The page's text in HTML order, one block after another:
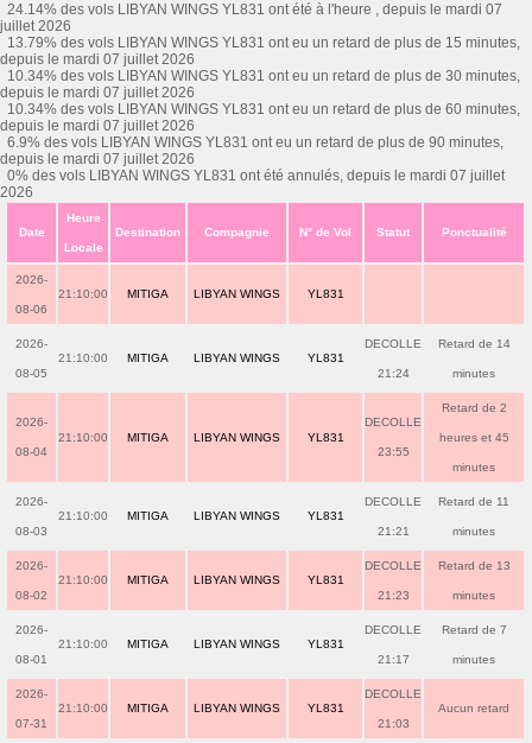
24.14% des vols LIBYAN WINGS YL831 ont été à l'heure , depuis le mardi 07
juillet 2026
13.79% des vols LIBYAN WINGS YL831 ont eu un retard de plus de 15 minutes,
depuis le mardi 07 juillet 2026
10.34% des vols LIBYAN WINGS YL831 ont eu un retard de plus de 30 minutes,
depuis le mardi 07 juillet 2026
10.34% des vols LIBYAN WINGS YL831 ont eu un retard de plus de 60 minutes,
depuis le mardi 07 juillet 2026
6.9% des vols LIBYAN WINGS YL831 ont eu un retard de plus de 90 minutes,
depuis le mardi 07 juillet 2026
0% des vols LIBYAN WINGS YL831 ont été annulés, depuis le mardi 07 juillet
2026
Date
Heure
Locale
Destination Compagnie N° de Vol Statut Ponctualité
2026-
08-06
21:10:00 MITIGA LIBYAN WINGS YL831
2026-
08-05
21:10:00 MITIGA LIBYAN WINGS YL831
DECOLLE
21:24
Retard de 14
minutes
2026-
08-04
21:10:00 MITIGA LIBYAN WINGS YL831
DECOLLE
23:55
Retard de 2
heures et 45
minutes
2026-
08-03
21:10:00 MITIGA LIBYAN WINGS YL831
DECOLLE
21:21
Retard de 11
minutes
2026-
08-02
21:10:00 MITIGA LIBYAN WINGS YL831
DECOLLE
21:23
Retard de 13
minutes
2026-
08-01
21:10:00 MITIGA LIBYAN WINGS YL831
DECOLLE
21:17
Retard de 7
minutes
2026-
07-31
21:10:00 MITIGA LIBYAN WINGS YL831
DECOLLE
21:03
Aucun retard